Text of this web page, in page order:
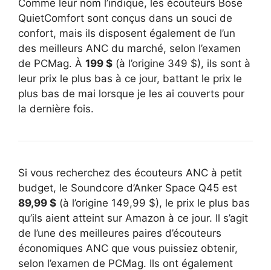
Comme leur nom l’indique, les écouteurs Bose
QuietComfort sont conçus dans un souci de
confort, mais ils disposent également de l’un
des meilleurs ANC du marché, selon l’examen
de PCMag. À 199 $ (à l’origine 349 $), ils sont à
leur prix le plus bas à ce jour, battant le prix le
plus bas de mai lorsque je les ai couverts pour
la dernière fois.
Si vous recherchez des écouteurs ANC à petit
budget, le Soundcore d’Anker Space Q45 est
89,99 $ (à l’origine 149,99 $), le prix le plus bas
qu’ils aient atteint sur Amazon à ce jour. Il s’agit
de l’une des meilleures paires d’écouteurs
économiques ANC que vous puissiez obtenir,
selon l’examen de PCMag. Ils ont également